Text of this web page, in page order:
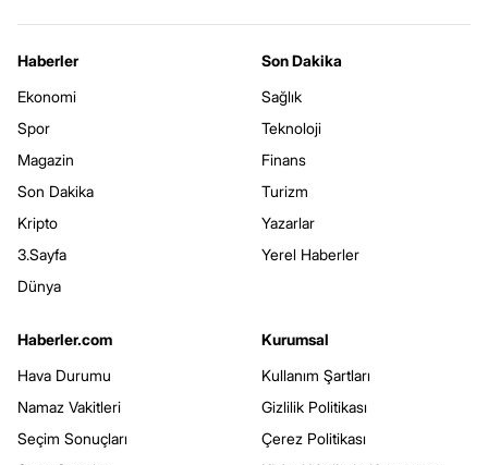
Haberler
Ekonomi
Spor
Magazin
Son Dakika
Kripto
3.Sayfa
Dünya
Son Dakika
Sağlık
Teknoloji
Finans
Turizm
Yazarlar
Yerel Haberler
Haberler.com
Hava Durumu
Namaz Vakitleri
Seçim Sonuçları
Kurumsal
Kullanım Şartları
Gizlilik Politikası
Çerez Politikası